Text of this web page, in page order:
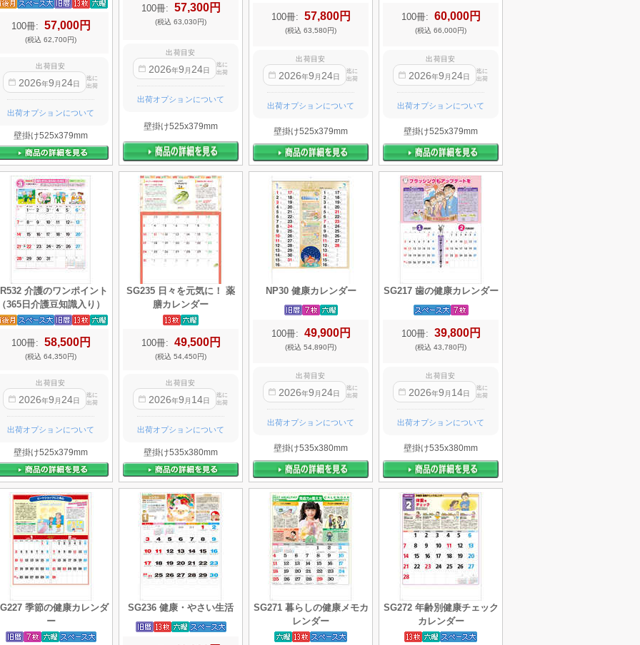
100冊: 57,000円
(税込 62,700円)
出荷目安
2026年9 月 24日
迄に
出荷
出荷オプションについて
壁掛け525x379mm
100冊: 57,300円
(税込 63,030円)
出荷目安
2026年9 月 24日
迄に
出荷
出荷オプションについて
壁掛け525x379mm
100冊: 57,800円
(税込 63,580円)
出荷目安
2026年9 月24日
迄に
出荷
出荷オプションについて
壁掛け525x379mm
100冊: 60,000円
(税込 66,000円)
出荷目安
2026年9 月24日
迄に
出荷
出荷オプションについて
壁掛け525x379mm
介護のワンポイント
365日介護豆知識入り）
100冊: 58,500円
(税込 64,350円)
出荷目安
2026年9 月 24日
迄に
出荷
出荷オプションについて
壁掛け525x379mm
SG235 日々を元気に！ 薬
膳カレンダー
100冊: 49,500円
(税込 54,450円)
出荷目安
2026年9 月 14日
迄に
出荷
出荷オプションについて
壁掛け535x380mm
NP30 健康カレンダー
100冊: 49,900円
(税込 54,890円)
出荷目安
2026年9 月24日
迄に
出荷
出荷オプションについて
壁掛け535x380mm
SG217 歯の健康カレンダー
100冊: 39,800円
(税込 43,780円)
出荷目安
2026年9 月 14日
迄に
出荷
出荷オプションについて
壁掛け535x380mm
季節の健康カレンダ
ー
SG236 健康・やさい生活
SG271 暮らしの健康メモカ
レンダー
SG272 年齢別健康チェック
カレンダー